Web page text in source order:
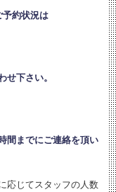
予約状況は
せ下さい。
間までにご連絡を頂い
応じてスタッフの人数